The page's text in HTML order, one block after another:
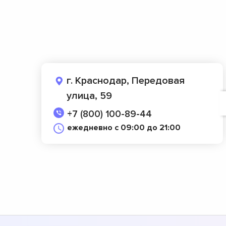
г. Краснодар, Передовая
улица, 59
+7 (800) 100-89-44
ежедневно с 09:00 до 21:00